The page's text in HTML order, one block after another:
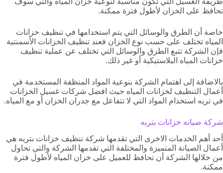
تحافظ على الخزان لأطول فترة ممكنة.
خاصة أن الطرق والوسائل التي يتم استخدامها في تنظيف خزانات
المياه تختلف على حسب نوع الخزان فعند تنظيف الخزانات الأسمنتية
فإن الشركة تتبع الطرق والوسائل التي تختلف عن عملية تنظيف
خزانات المياه البلاستيكية أو غير ذلك.
بالاضافة إلى اهتمام الشركة بنوعية المواد المنظفة المستخدمة في
أعمال التنظيف لخزانات المياه حيث افضل شركات غسيل الخزانات
في تربه استخدام المواد التي لا تتفاعل مع جدران الخزان أو مع المياه.
شركة صيانه خزانات بتربه
أحد أهم الخدمات الاخرى التي تقدمها شركة تنظيف خزانات بتربه هي
أعمال الصيانة المتميزة والمختلفة التي تقدمها الشركة والتي تحاول
من خلالها الشركة أن تحافظ للعميل على خزان المياه لأطول فترة
ممكنة.